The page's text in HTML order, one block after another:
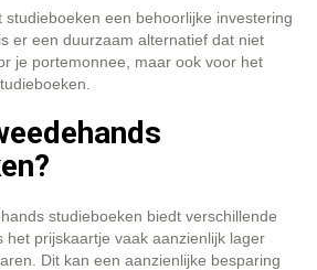
studieboeken een behoorlijke investering
er een duurzaam alternatief dat niet
je portemonnee, maar ook voor het
studieboeken biedt verschillende
het prijskaartje vaak aanzienlijk lager
Dit kan een aanzienlijke besparing